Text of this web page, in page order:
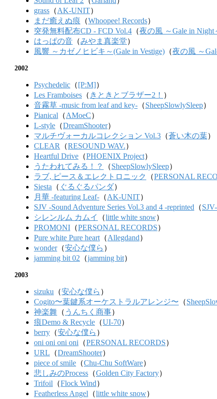
grass （AK-UNIT）
まだ癒えぬ痕 （Whoopee! Records）
突発無料配布CD - FCD Vol.4 （夜の風 ～Gale in Night
はっぱの音 （みやま真楽堂）
風響 ～カゼノヒビキ～(Gale in Vestige) （夜の風 ～
2002
Psychedelic （[P:M]）
Les Framboises （ きときとブラザー2！ ）
音霧草 -music from leaf and key- （SheepSlowlySleep）
Pianical （AMoeC）
L-style （DreamShooter）
マルチヴォーカルコレクション Vol.3 （蒼い木の葉）
CLEAR
（RESOUND WAV.）
Heartful Drive （PHOENIX Project）
うたわれてみる！？
（SheepSlowlySleep）
ラブ, ピース＆エレクトロニック
（PERSONAL
Siesta （ ぐるぐるパンダ）
月華 -featuring Leaf- （AK-UNIT）
SJV -Sound Adventure Series Vol.3 and 4 -reprinted （
シレンルム カムイ
（little white snow）
PROMONI （PERSONAL RECORDS）
Pure white Pure heart （Allegdand）
wonder（安心な僕ら ）
jamming bit 02 （jamming bit）
2003
sizuku （安心な僕ら ）
Cogito〜葉鍵系オーケストラルアレンジ〜 （
神楽舞 （ うんちく商事）
痕Demo & Recycle （UI-70）
berry （安心な僕ら ）
oni oni oni oni （PERSONAL RECORDS）
URL （DreamShooter）
piece of smile （Chu-Chu SoftWare）
悲しみのProcess （Golden City Factory）
Trifoil （Flock Wind）
Featherless Angel （little white snow）